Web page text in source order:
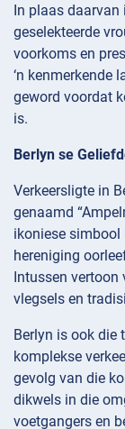
In plaas daarvan
geselekteerde
voorkoms en
‘n kenmerkende
geword voordat
is.
Berlyn se
Verkeersligte in
genaamd
ikoniese simbool
hereniging
Intussen vertoon
vlegsels en
Berlyn is ook die
komplekse
gevolg van die
dikwels in die
voetgangers en